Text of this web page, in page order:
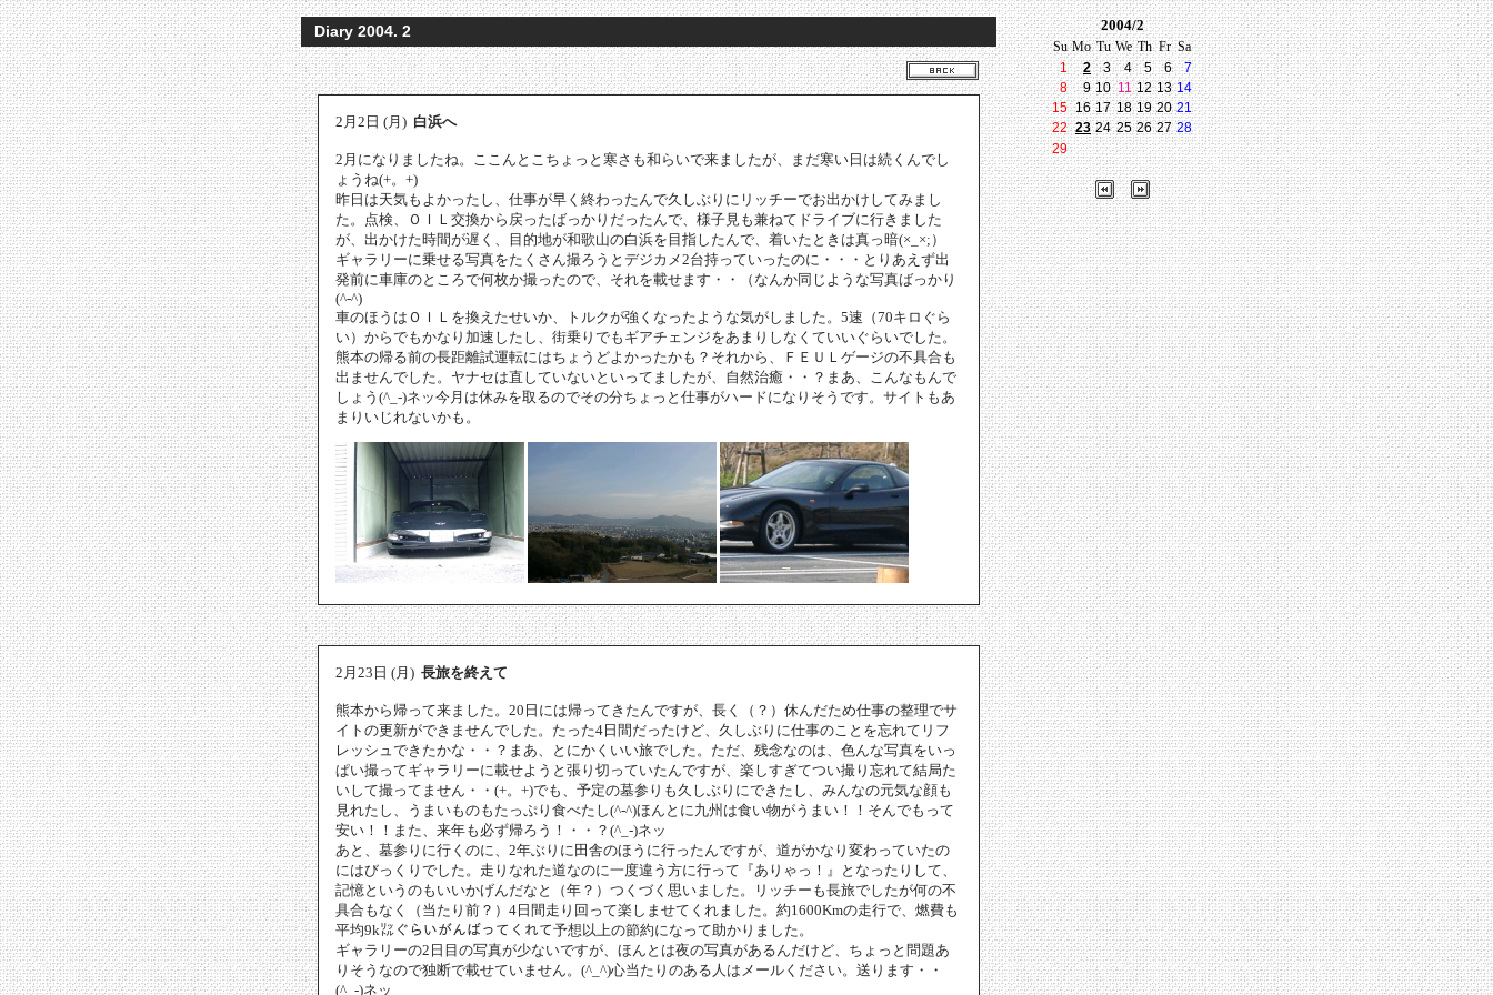
Diary 2004. 2
2月2日 (月) 白浜へ
2月になりましたね。ここんとこちょっと寒さも和らいで来ましたが、まだ寒い日は続くんでし
ょうね(+。+)
昨日は天気もよかったし、仕事が早く終わったんで久しぶりにリッチーでお出かけしてみまし
た。点検、ＯＩＬ交換から戻ったばっかりだったんで、様子見も兼ねてドライブに行きました
が、出かけた時間が遅く、目的地が和歌山の白浜を目指したんで、着いたときは真っ暗(×_×;）
ギャラリーに乗せる写真をたくさん撮ろうとデジカメ2台持っていったのに・・・とりあえず出
発前に車庫のところで何枚か撮ったので、それを載せます・・（なんか同じような写真ばっかり
(^-^)
車のほうはＯＩＬを換えたせいか、トルクが強くなったような気がしました。5速（70キロぐら
い）からでもかなり加速したし、街乗りでもギアチェンジをあまりしなくていいぐらいでした。
熊本の帰る前の長距離試運転にはちょうどよかったかも？それから、ＦＥＵＬゲージの不具合も
出ませんでした。ヤナセは直していないといってましたが、自然治癒・・？まあ、こんなもんで
しょう(^_-)ネッ今月は休みを取るのでその分ちょっと仕事がハードになりそうです。サイトもあ
まりいじれないかも。
2月23日 (月) 長旅を終えて
熊本から帰って来ました。20日には帰ってきたんですが、長く（？）休んだため仕事の整理でサ
イトの更新ができませんでした。たった4日間だったけど、久しぶりに仕事のことを忘れてリフ
レッシュできたかな・・？まあ、とにかくいい旅でした。ただ、残念なのは、色んな写真をいっ
ぱい撮ってギャラリーに載せようと張り切っていたんですが、楽しすぎてつい撮り忘れて結局た
いして撮ってません・・(+。+)でも、予定の墓参りも久しぶりにできたし、みんなの元気な顔も
見れたし、うまいものもたっぷり食べたし(^-^)ほんとに九州は食い物がうまい！！そんでもって
安い！！また、来年も必ず帰ろう！・・？(^_-)ネッ
あと、墓参りに行くのに、2年ぶりに田舎のほうに行ったんですが、道がかなり変わっていたの
にはびっくりでした。走りなれた道なのに一度違う方に行って『ありゃっ！』となったりして、
記憶というのもいいかげんだなと（年？）つくづく思いました。リッチーも長旅でしたが何の不
具合もなく（当たり前？）4日間走り回って楽しませてくれました。約1600Kmの走行で、燃費も
平均9k㍑ぐらいがんばってくれて予想以上の節約になって助かりました。
ギャラリーの2日目の写真が少ないですが、ほんとは夜の写真があるんだけど、ちょっと問題あ
りそうなので独断で載せていません。(^_^)心当たりのある人はメールください。送ります・・
(^_-)ネッ
2004/2
Su Mo Tu We Th Fr Sa
1
2 3 4 5 6
7
8
9 10 11 12 13 14
15 16 17 18 19 20 21
22 23 24 25 26 27 28
29